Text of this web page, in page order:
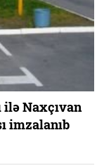
ilə Naxçıvan
imzalanıb